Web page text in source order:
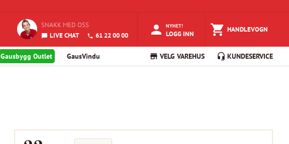
SNAKK MED OSS
LIVE CHAT
61 22 00 00
NYHET!
LOGG INN HANDLEVOGN
Gausbygg Outlet GausVindu VELG VAREHUS KUNDESERVICE